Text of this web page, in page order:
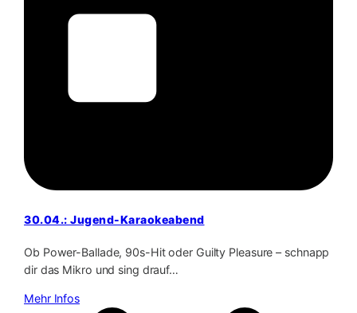
30.04.: Jugend-Karaokeabend
Ob Power-Ballade, 90s-Hit oder Guilty Pleasure – schnapp
dir das Mikro und sing drauf…
Mehr Infos